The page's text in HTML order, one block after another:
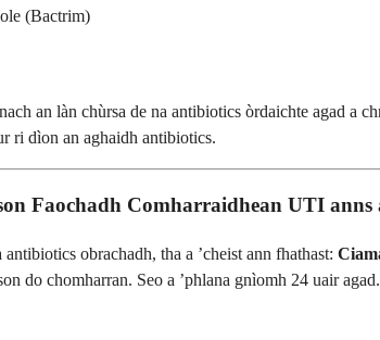
(Bactrim)
an làn chùrsa de na antibiotics òrdaichte agad a
ri dìon an aghaidh antibiotics.
Faochadh Comharraidhean UTI anns
antibiotics obrachadh, tha a ’cheist ann fhathast:
do chomharran. Seo a ’phlana gnìomh 24 uair agad.